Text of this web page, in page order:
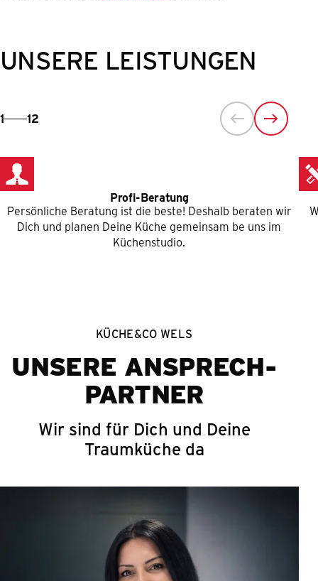
UNSERE LEISTUNGEN
1 12
Profi-Beratung
Persönliche Beratung ist die beste! Deshalb beraten wir
Dich und planen Deine Küche gemeinsam be uns im
Küchenstudio.
KÜCHE&CO WELS
UNSERE ANSPRECH­
PARTNER
Wir sind für Dich und Deine
Traumküche da